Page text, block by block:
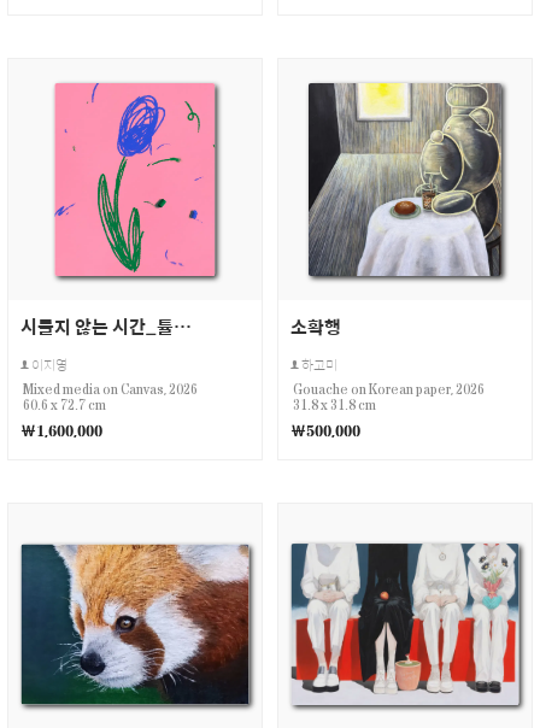
시들지 않는 시간_튤립(4)
이지영
Mixed media on Canvas, 2026
60.6 x 72.7 cm
￦1,600,000
소확행
하고미
Gouache on Korean paper, 2026
31.8 x 31.8 cm
￦500,000